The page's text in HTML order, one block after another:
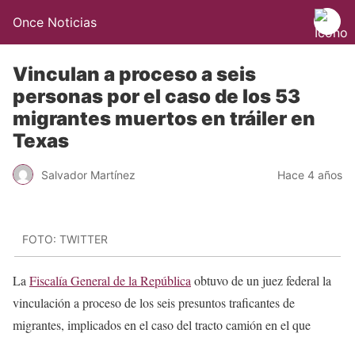
Once Noticias
Vinculan a proceso a seis
personas por el caso de los 53
migrantes muertos en tráiler en
Texas
Salvador Martínez Hace 4 años
FOTO: TWITTER
La Fiscalía General de la República obtuvo de un juez federal la
vinculación a proceso de los seis presuntos traficantes de
migrantes, implicados en el caso del tracto camión en el que